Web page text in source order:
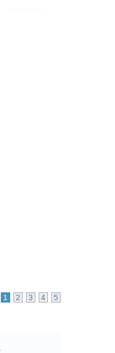
1 2 3 4 5